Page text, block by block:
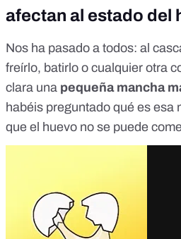
afectan al estado del
Nos ha pasado a todos: al
freírlo, batirlo o cualquier otra
clara una pequeña mancha
habéis preguntado qué es esa
que el huevo no se puede